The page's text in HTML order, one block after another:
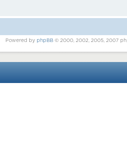
Powered by phpBB© 2000, 2002, 2005, 2007